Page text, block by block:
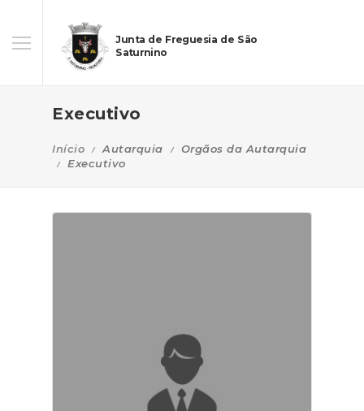
Junta de Freguesia de São
Saturnino
Executivo
Início Autarquia
Orgãos da Autarquia
Executivo